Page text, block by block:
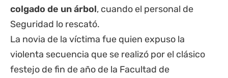
colgado de un árbol, cuando el personal de
Seguridad lo rescató.
La novia de la víctima fue quien expuso la
violenta secuencia que se realizó por el clásico
festejo de fin de año de la Facultad de